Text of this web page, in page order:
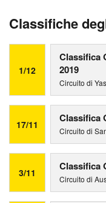
Classifiche
1/12
Classifica
2019
Circuito di
17/11 Classifica
Circuito di
3/11 Classifica
Circuito di